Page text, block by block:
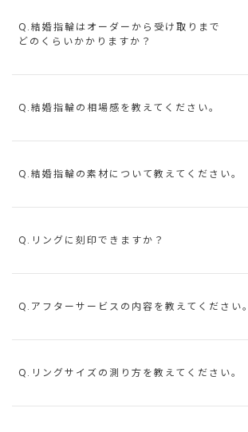
Q.結婚指輪はオーダーから受け取りまで
どのくらいかかりますか？
Q.結婚指輪の相場感を教えてください。
Q.結婚指輪の素材について教えてください。
Q.リングに刻印できますか？
Q.アフターサービスの内容を教えてください。
Q.リングサイズの測り方を教えてください。